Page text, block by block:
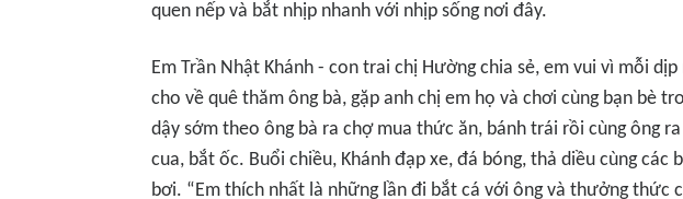
quen nếp và bắt nhịp nhanh với nhịp sống nơi đây.
Em Trần Nhật Khánh - con trai chị Hường chia sẻ, em vui vì mỗi
cho về quê thăm ông bà, gặp anh chị em họ và chơi cùng bạn bè
dậy sớm theo ông bà ra chợ mua thức ăn, bánh trái rồi cùng ông
cua, bắt ốc. Buổi chiều, Khánh đạp xe, đá bóng, thả diều cùng các
bơi. “Em thích nhất là những lần đi bắt cá với ông và thưởng thức